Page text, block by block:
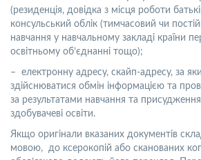
(резиденція, довідка з місця роботи
консульський облік (тимчасовий чи
навчання у навчальному закладі країни
освітньому об’єднанні тощо);
– електронну адресу, скайп-адресу, за
здійснюватися обмін інформацією та
за результатами навчання та присудження
здобувачеві освіти.
Якщо оригінали вказаних документів
мовою, до ксерокопій або сканованих